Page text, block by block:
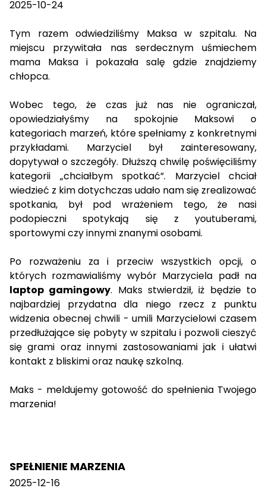
2025-10-24
Tym razem odwiedziliśmy Maksa w szpitalu. Na
miejscu przywitała nas serdecznym uśmiechem
mama Maksa i pokazała salę gdzie znajdziemy
chłopca.
Wobec tego, że czas już nas nie ograniczał,
opowiedziałyśmy na spokojnie Maksowi o
kategoriach marzeń, które spełniamy z konkretnymi
przykładami. Marzyciel był zainteresowany,
dopytywał o szczegóły. Dłuższą chwilę poświęciliśmy
kategorii „chciałbym spotkać”. Marzyciel chciał
wiedzieć z kim dotychczas udało nam się zrealizować
spotkania, był pod wrażeniem tego, że nasi
podopieczni spotykają się z youtuberami,
sportowymi czy innymi znanymi osobami.
Po rozważeniu za i przeciw wszystkich opcji, o
których rozmawialiśmy wybór Marzyciela padł na
laptop gamingowy. Maks stwierdził, iż będzie to
najbardziej przydatna dla niego rzecz z punktu
widzenia obecnej chwili - umili Marzycielowi czasem
przedłużające się pobyty w szpitalu i pozwoli cieszyć
się grami oraz innymi zastosowaniami jak i ułatwi
kontakt z bliskimi oraz naukę szkolną.
Maks - meldujemy gotowość do spełnienia Twojego
marzenia!
SPEŁNIENIE MARZENIA
2025-12-16